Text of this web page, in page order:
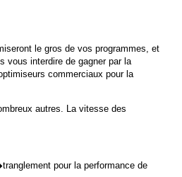
le gros de vos programmes, et
interdire de gagner par la
commerciaux pour la
autres. La vitesse des
pour la performance de